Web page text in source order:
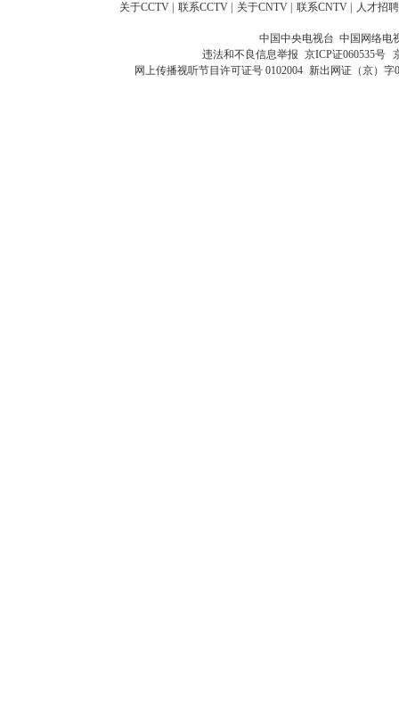
关于CCTV 联系CCTV 关于CNTV 联系CNTV 人才招聘
中国中央电视台 中国网络电
违法和不良信息举报 京ICP证060535号
网上传播视听节目许可证号 0102004 新出网证（京）